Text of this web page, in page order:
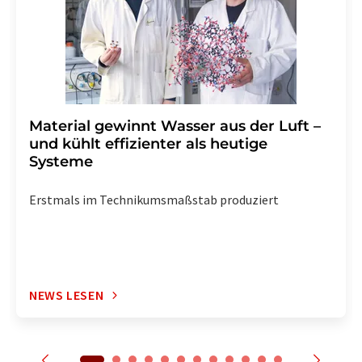
enthalten.
Material gewinnt Wasser aus der Luft –
und kühlt effizienter als heutige
Systeme
Erstmals im Technikumsmaßstab produziert
NEWS LESEN